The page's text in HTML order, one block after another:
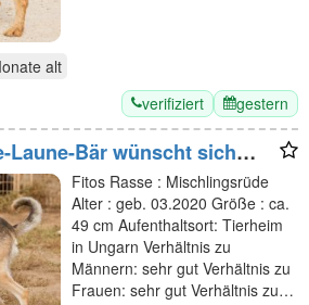
alt
verifiziert gestern
Laune-Bär wünscht sich
Fitos Rasse : Mischlingsrüde
Alter : geb. 03.2020 Größe : ca.
49 cm Aufenthaltsort: Tierheim
in Ungarn Verhältnis zu
Männern: sehr gut Verhältnis zu
Frauen: sehr gut Verhältnis zu…